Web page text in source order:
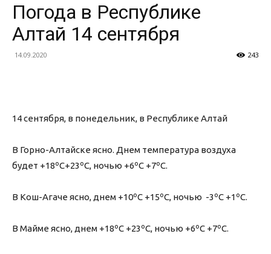
Погода в Республике
Алтай 14 сентября
14.09.2020 243
14 сентября, в понедельник, в Республике Алтай
В Горно-Алтайске ясно. Днем температура воздуха
будет +18ºС+23ºС, ночью +6ºС +7ºС.
В Кош-Агаче ясно, днем +10ºС +15ºС, ночью -3ºС +1ºС.
В Майме ясно, днем +18ºС +23ºС, ночью +6ºС +7ºС.